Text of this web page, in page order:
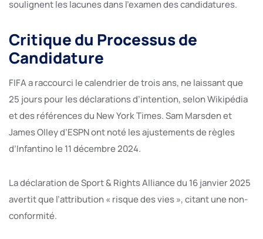
soulignent les lacunes dans l’examen des candidatures.
Critique du Processus de
Candidature
FIFA a raccourci le calendrier de trois ans, ne laissant que
25 jours pour les déclarations d’intention, selon Wikipédia
et des références du New York Times. Sam Marsden et
James Olley d’ESPN ont noté les ajustements de règles
d’Infantino le 11 décembre 2024.
La déclaration de Sport & Rights Alliance du 16 janvier 2025
avertit que l’attribution « risque des vies », citant une non-
conformité.